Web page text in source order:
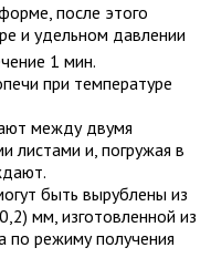
после этого
и удельном давлении
1 мин.
при температуре
между двумя
листами и, погружая в
быть вырублены из
мм, изготовленной из
по режиму получения